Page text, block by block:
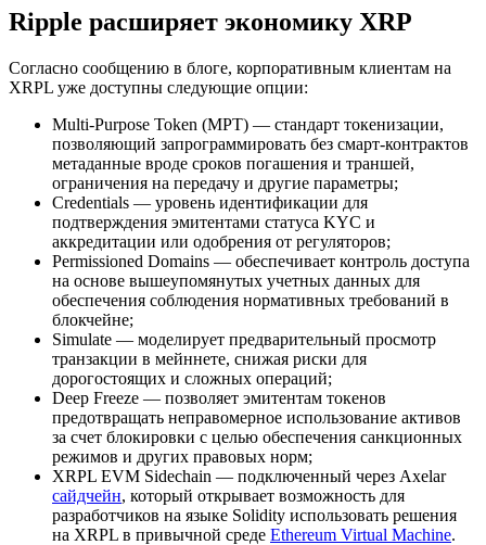
Ripple расширяет экономику XRP
Согласно сообщению в блоге, корпоративным клиентам на
XRPL уже доступны следующие опции:
Multi-Purpose Token (MPT) — стандарт токенизации,
позволяющий запрограммировать без смарт-контрактов
метаданные вроде сроков погашения и траншей,
ограничения на передачу и другие параметры;
Credentials — уровень идентификации для
подтверждения эмитентами статуса KYC и
аккредитации или одобрения от регуляторов;
Permissioned Domains — обеспечивает контроль доступа
на основе вышеупомянутых учетных данных для
обеспечения соблюдения нормативных требований в
блокчейне;
Simulate — моделирует предварительный просмотр
транзакции в мейннете, снижая риски для
дорогостоящих и сложных операций;
Deep Freeze — позволяет эмитентам токенов
предотвращать неправомерное использование активов
за счет блокировки с целью обеспечения санкционных
режимов и других правовых норм;
XRPL EVM Sidechain — подключенный через Axelar
сайдчейн, который открывает возможность для
разработчиков на языке Solidity использовать решения
на XRPL в привычной среде Ethereum Virtual Machine.